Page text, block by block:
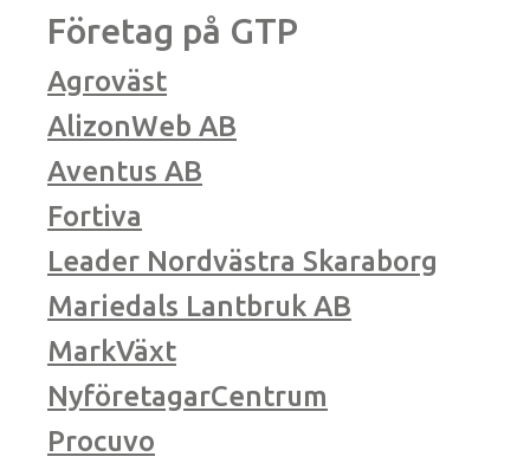
Företag på GTP
Agroväst
AlizonWeb AB
Aventus AB
Fortiva
Leader Nordvästra Skaraborg
Mariedals Lantbruk AB
MarkVäxt
NyföretagarCentrum
Procuvo